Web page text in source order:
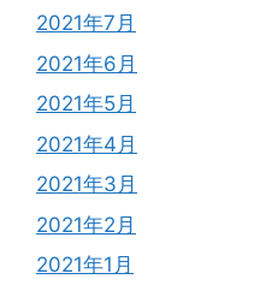
2021年7月
2021年6月
2021年5月
2021年4月
2021年3月
2021年2月
2021年1月